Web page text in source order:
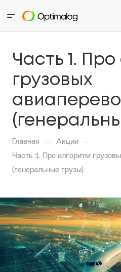
Часть 1.
грузовых
Главная — Акции —
Часть 1. Про алгоритм
(генеральные грузы)